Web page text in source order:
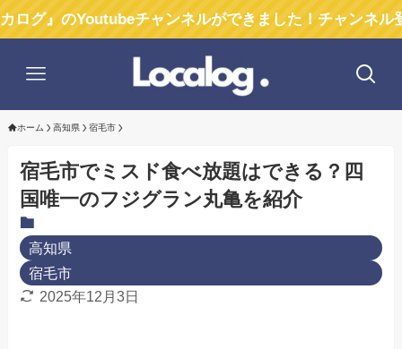
Youtubeチャンネルができました！チャンネル登録お願
ホーム 高知県 宿毛市
宿毛市でミスド食べ放題はできる？四
国唯一のフジグラン丸亀を紹介
高知県
宿毛市
2025年12月3日